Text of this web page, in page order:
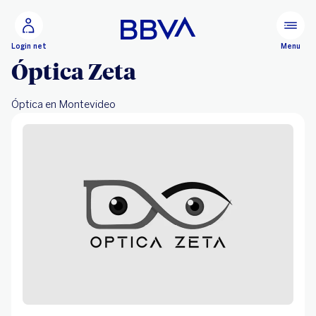
Configurar
Login net Menu
Óptica Zeta
Óptica en Montevideo